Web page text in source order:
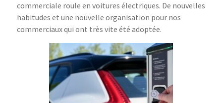
commerciale roule en voitures électriques. De nouvelles
habitudes et une nouvelle organisation pour nos
commerciaux qui ont très vite été adoptée.